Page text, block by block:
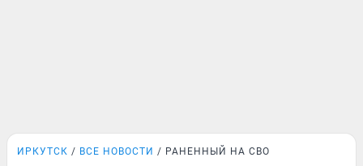
ИРКУТСК ВСЕ НОВОСТИ РАНЕННЫЙ НА СВО